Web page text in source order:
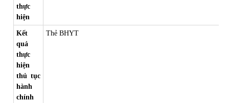
thực
hiện
Kết
quả
thực
hiện
thủ tục
hành
chính
Thẻ BHYT